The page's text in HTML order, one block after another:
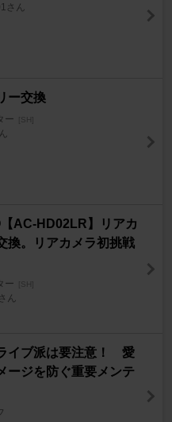
さん
ー交換
ー [SH]
AC-HD02LR】リアカ
換。リアカメラ初挑戦
ー [SH]
ん
イブ派は要注意！ 愛
ージを防ぐ重要メンテ